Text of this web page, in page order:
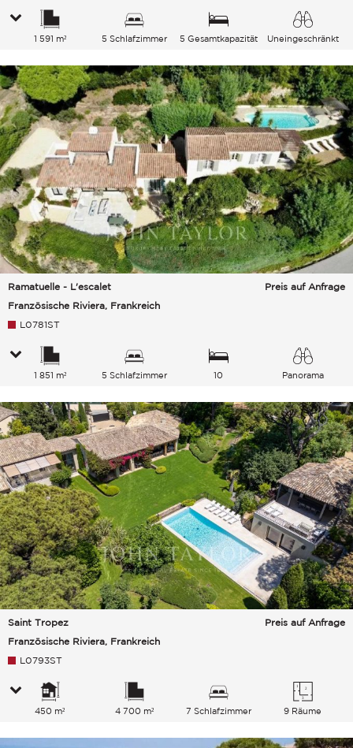
1 591 m² 5 Schlafzimmer 5 Gesamtkapazität Uneingeschränkt
Ramatuelle - L'escalet
Französische Riviera, Frankreich
Preis auf Anfrage
L0781ST
1 851 m² 5 Schlafzimmer
10
Panorama
Saint Tropez
Französische Riviera, Frankreich
Preis auf Anfrage
L0793ST
450 m² 4 700 m² 7 Schlafzimmer 9 Räume